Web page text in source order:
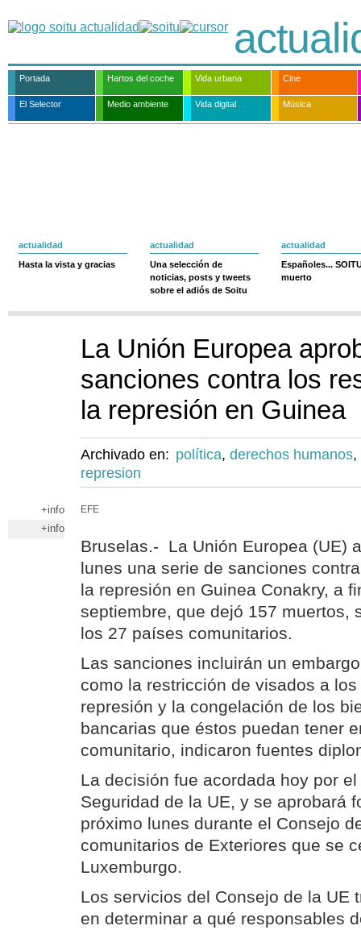
Portada Hartos del coche Vida urbana Cine
El Selector Medio ambiente Vida digital Música
actualidad
Hasta la vista y gracias
actualidad
Una selección de
noticias, posts y tweets
sobre el adiós de Soitu
actualidad
Españoles...
muerto
La Unión Europea
sanciones contra los
la represión en Guinea
Archivado en: política, derechos humanos,
represion
+info
+info
EFE
Bruselas.- La Unión Europea (UE)
lunes una serie de sanciones
la represión en Guinea Conakry, a
septiembre, que dejó 157 muertos,
los 27 países comunitarios.
Las sanciones incluirán un
como la restricción de visados a
represión y la congelación de los
bancarias que éstos puedan tener
comunitario, indicaron fuentes
La decisión fue acordada hoy por
Seguridad de la UE, y se aprobará
próximo lunes durante el Consejo
comunitarios de Exteriores que se
Luxemburgo.
Los servicios del Consejo de la UE
en determinar a qué responsables